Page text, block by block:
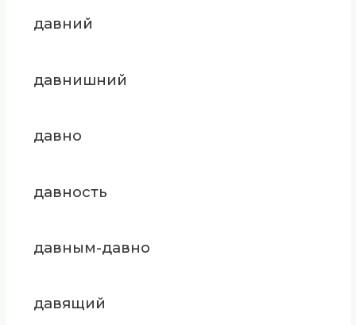
давний
давнишний
давно
давность
давным-давно
давящий